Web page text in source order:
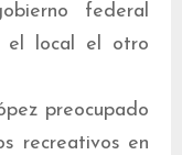
federal
el local el otro
preocupado
recreativos en